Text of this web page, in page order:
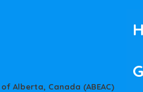
Alberta, Canada (ABEAC)